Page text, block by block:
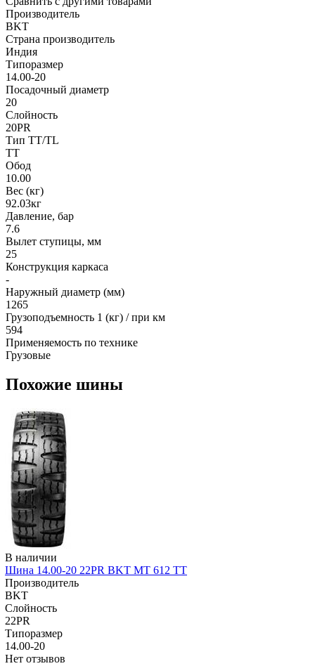
Производитель
BKT
Страна производитель
Индия
Типоразмер
14.00-20
Посадочный диаметр
20
Слойность
20PR
Тип TT/TL
TT
Обод
10.00
Вес (кг)
92.03кг
Давление, бар
7.6
Вылет ступицы, мм
25
Конструкция каркаса
-
Наружный диаметр (мм)
1265
Грузоподъемность 1 (кг) / при км
594
Применяемость по технике
Грузовые
Похожие шины
В наличии
Шина 14.00-20 22PR BKT MT 612 TT
Производитель
BKT
Слойность
22PR
Типоразмер
14.00-20
Нет отзывов